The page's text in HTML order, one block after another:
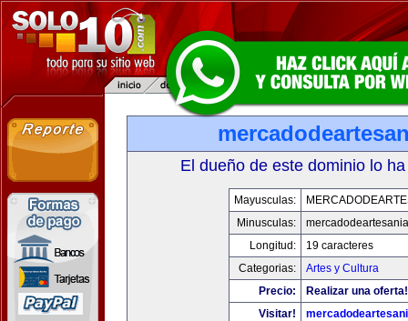
El dueño de este dominio lo
Mayusculas:
Minusculas:
Longitud:
19 caracteres
Categorias:
Artes y Cultura
Precio:
Realizar una oferta!
Visitar!